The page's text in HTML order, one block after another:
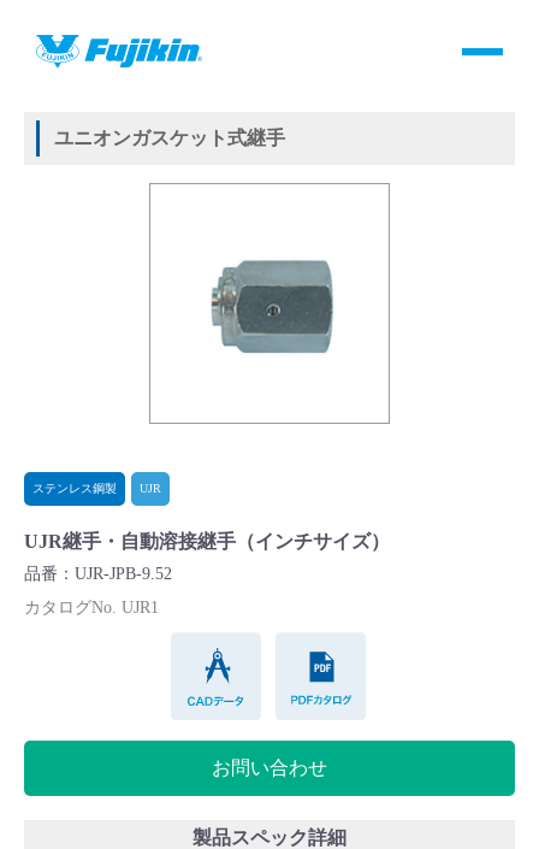
製品情報
製品カタログダウンロード
よくあるご質問(FAQ)・用語集
Cv値・流量計算ツール
バルブと継手のきほん
HOME 製品情報
ユニオンガスケット式継手
ステンレス鋼製 UJR
UJR継手・自動溶接継手（インチサイズ）
品番：UJR-JPB-9.52
カタログNo. UJR1
お問い合わせ
製品スペック詳細